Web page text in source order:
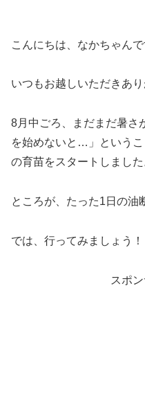
こんにちは、なかちゃんで
いつもお越しいただきあ
8月中ごろ、まだまだ暑さ
を始めないと…」という
の育苗をスタートしました
ところが、たった1日の
では、行ってみましょう！
スポ